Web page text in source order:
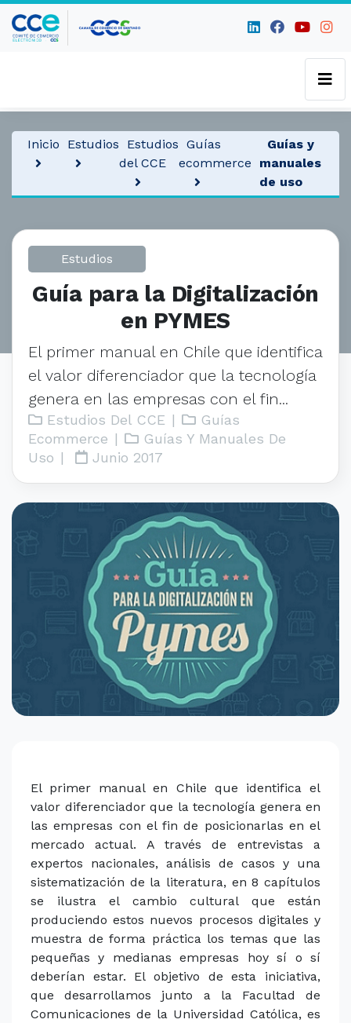
Inicio Estudios
Estudios
del CCE
Guías
ecommerce
Guías y
manuales
de uso
Estudios
Guía para la Digitalización
en PYMES
El primer manual en Chile que identifica
el valor diferenciador que la tecnología
genera en las empresas con el fin...
Estudios Del CCE |
Guías
Ecommerce |
Guías Y Manuales De
Uso | Junio 2017
El primer manual en Chile que identifica el
valor diferenciador que la tecnología genera en
las empresas con el fin de posicionarlas en el
mercado actual. A través de entrevistas a
expertos nacionales, análisis de casos y una
sistematización de la literatura, en 8 capítulos
se ilustra el cambio cultural que están
produciendo estos nuevos procesos digitales y
muestra de forma práctica los temas que las
pequeñas y medianas empresas hoy sí o sí
deberían estar. El objetivo de esta iniciativa,
que desarrollamos junto a la Facultad de
Comunicaciones de la Universidad Católica, es